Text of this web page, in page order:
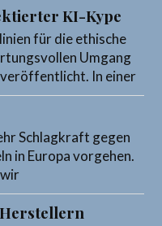
KI-Kype
für die ethische
Umgang
In einer
Schlagkraft gegen
in Europa vorgehen.